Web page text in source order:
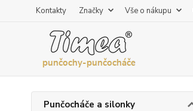
Kontakty Značky Vše o nákupu
Punčocháče a silonky